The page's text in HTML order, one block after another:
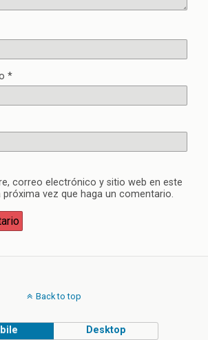
*
correo electrónico y sitio web en este
próxima vez que haga un comentario.
Back to top
Desktop